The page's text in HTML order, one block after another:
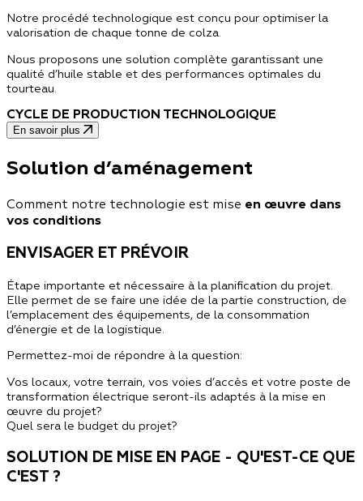
Notre procédé technologique est conçu pour optimiser la
valorisation de chaque tonne de colza.
Nous proposons une solution complète garantissant une
qualité d’huile stable et des performances optimales du
tourteau.
CYCLE DE PRODUCTION TECHNOLOGIQUE
En savoir plus
Solution d’aménagement
Comment notre technologie est mise en œuvre dans
vos conditions
ENVISAGER ET PRÉVOIR
Étape importante et nécessaire à la planification du projet.
Elle permet de se faire une idée de la partie construction, de
l’emplacement des équipements, de la consommation
d’énergie et de la logistique.
Permettez-moi de répondre à la question:
Vos locaux, votre terrain, vos voies d’accès et votre poste de
transformation électrique seront-ils adaptés à la mise en
œuvre du projet?
Quel sera le budget du projet?
SOLUTION DE MISE EN PAGE - QU'EST-CE QUE
C'EST ?